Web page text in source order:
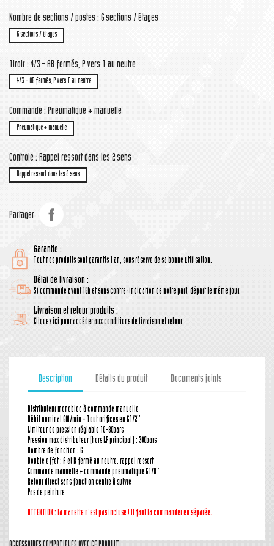
Nombre de sections / postes : 6 sections / étages
6 sections / étages
Tiroir : 4/3 - AB fermés, P vers T au neutre
4/3 - AB fermés, P vers T au neutre
Commande : Pneumatique + manuelle
Pneumatique + manuelle
Controle : Rappel ressort dans les 2 sens
Rappel ressort dans les 2 sens
Partager
Garantie :
Tout nos produits sont garantis 1 an, sous réserve de sa bonne utilisation.
Délai de livraison :
Si commande avant 16h et sans contre-indication de notre part, départ le même jour.
Livraison et retour produits :
Cliquez ici pour accéder aux conditions de livraison et retour
Description Détails du produit Documents joints
Distributeur monobloc à commande manuelle
Débit nominal 60l/min - Tout orifices en G1/2''
Limiteur de pression réglable 10-80bars
Pression max distributeur (hors LP principal) : 300bars
Nombre de fonction : 6
Double effet : A et B fermé au neutre, rappel ressort
Commande manuelle + commande pneumatique G1/8''
Retour direct sans fonction centre à suivre
Pas de peinture
ATTENTION : la manette n'est pas incluse ! Il faut la commander en séparée.